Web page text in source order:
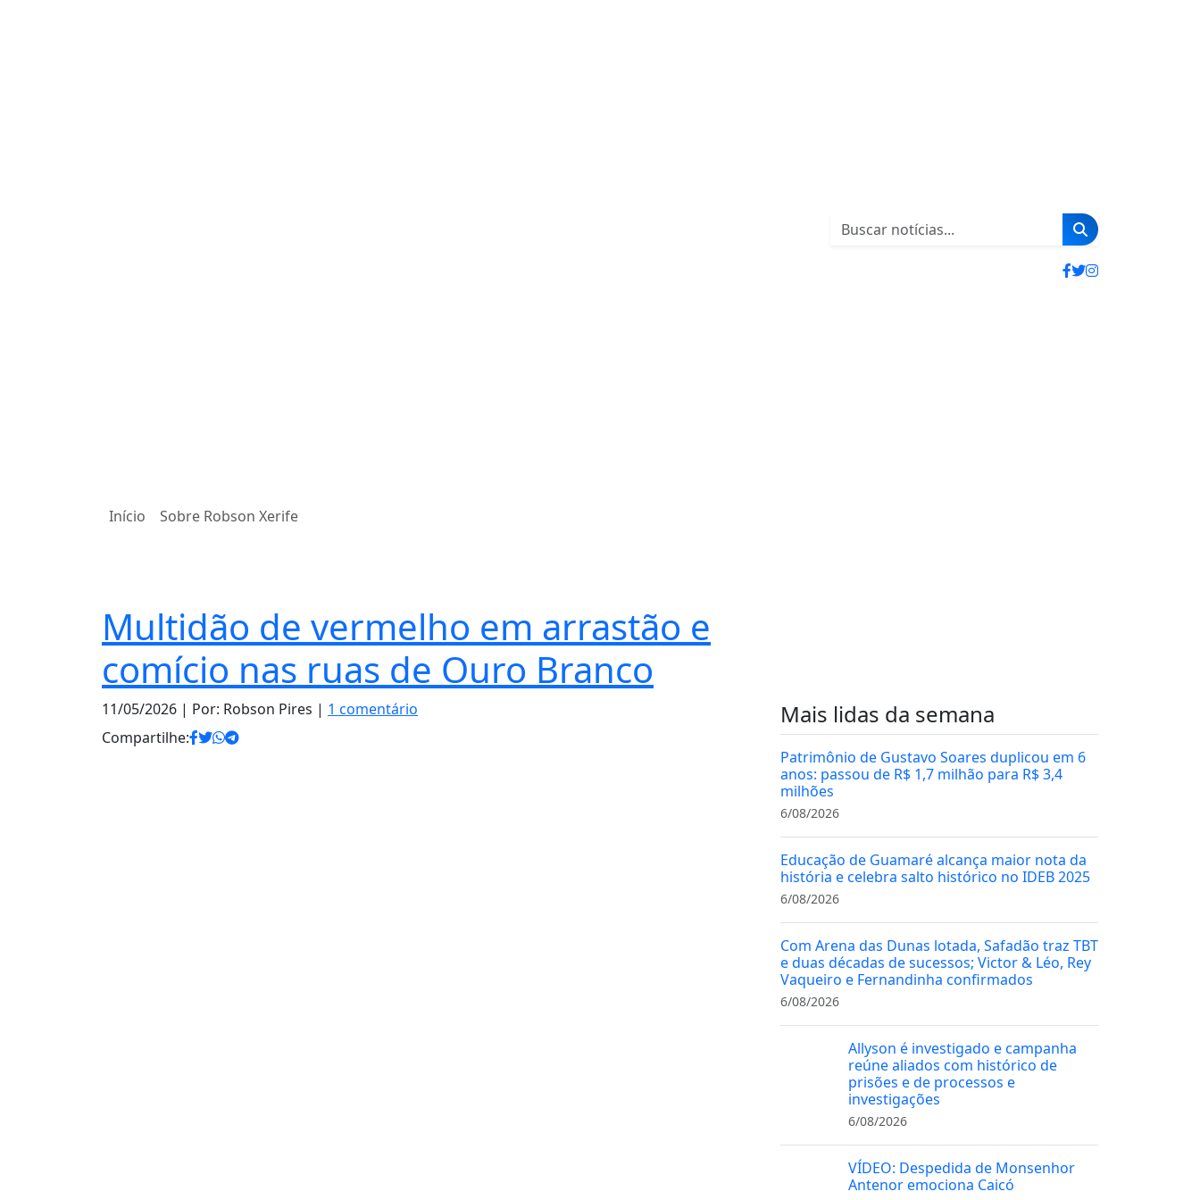
Início Sobre Robson Xerife
Multidão de vermelho em arrastão e
comício nas ruas de Ouro Branco
11/05/2026 | Por: Robson Pires | 1 comentário
Compartilhe:
Mais lidas da semana
Patrimônio de Gustavo Soares duplicou em 6
anos: passou de R$ 1,7 milhão para R$ 3,4
milhões
6/08/2026
Educação de Guamaré alcança maior nota da
história e celebra salto histórico no IDEB 2025
6/08/2026
Com Arena das Dunas lotada, Safadão traz TBT
e duas décadas de sucessos; Victor & Léo, Rey
Vaqueiro e Fernandinha confirmados
6/08/2026
Allyson é investigado e campanha
reúne aliados com histórico de
prisões e de processos e
investigações
6/08/2026
VÍDEO: Despedida de Monsenhor
Antenor emociona Caicó